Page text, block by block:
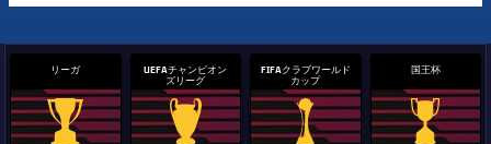
リーガ
UEFAチャンピオン
ズリーグ
FIFAクラブワールド
カップ
国王杯